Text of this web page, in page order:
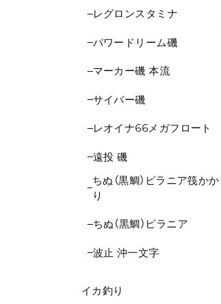
レグロンスタミナ
パワードリーム磯
マーカー磯 本流
サイバー磯
レオイナ66メガフロート
遠投 磯
ちぬ（黒鯛）ピラニア筏かか
り
ちぬ（黒鯛）ピラニア
波止 沖一文字
イカ釣り